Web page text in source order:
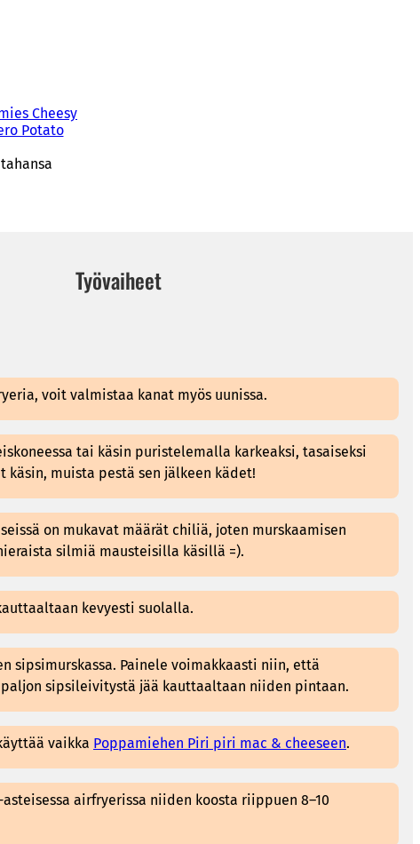
Cheesy
Potato
Työvaiheet
voit valmistaa kanat myös uunissa.
tai käsin puristelemalla karkeaksi, tasaiseksi
käsin, muista pestä sen jälkeen kädet!
on mukavat määrät chiliä, joten murskaamisen
silmiä mausteisilla käsillä =).
kevyesti suolalla.
sipsimurskassa. Painele voimakkaasti niin, että
sipsileivitystä jää kauttaaltaan niiden pintaan.
vaikka Poppamiehen Piri piri mac & cheeseen.
asteisessa airfryerissa niiden koosta riippuen 8–10